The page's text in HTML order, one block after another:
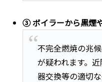
③ ボイラーから黒煙
不完全燃焼の兆
が疑われます。
器交換等の適切な